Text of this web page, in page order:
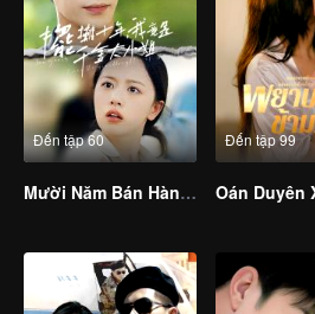
Đến tập 60
Mười Năm Bán Hàng Rong, Hóa Ra Tôi Là Thiên Kim Tiểu Thư
Đến tập 99